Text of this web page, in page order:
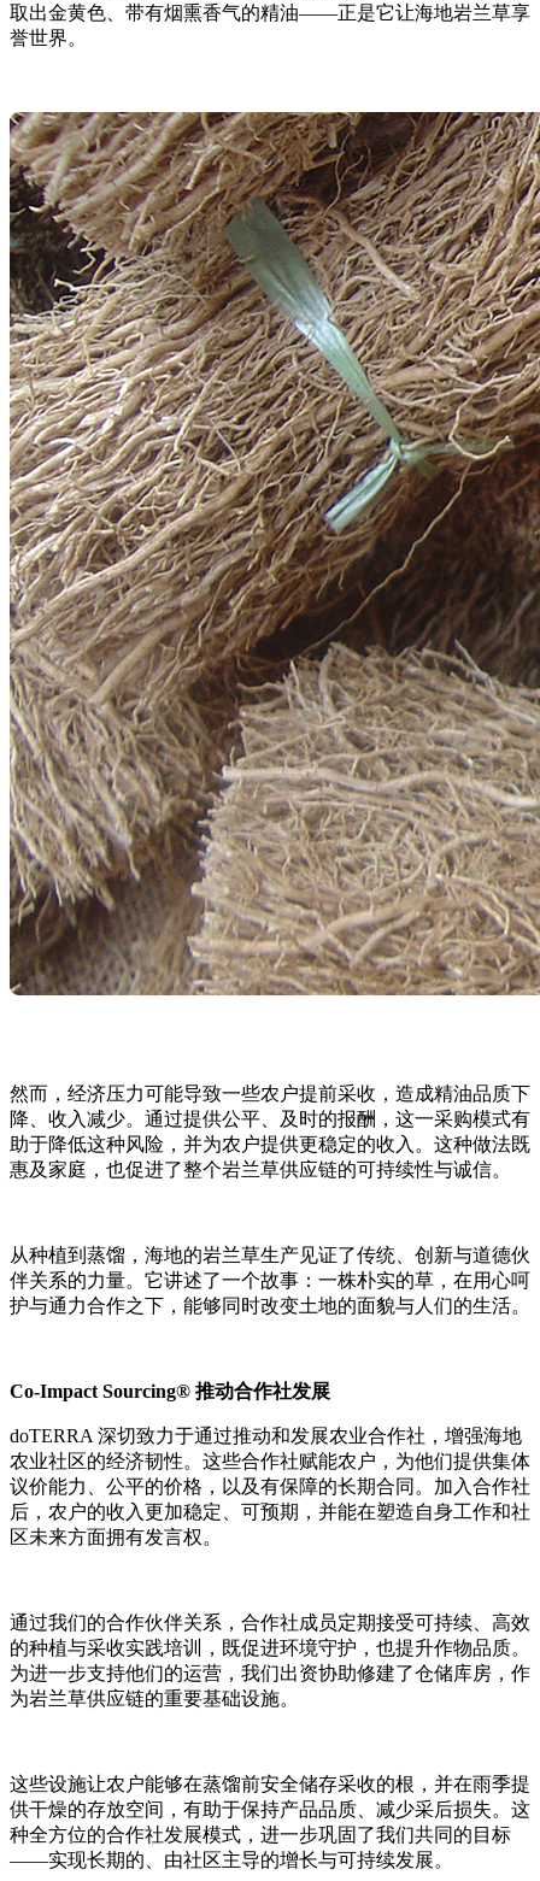
取出金黄色、带有烟熏香气的精油——正是它让海地岩兰草享
誉世界。
然而，经济压力可能导致一些农户提前采收，造成精油品质下
降、收入减少。通过提供公平、及时的报酬，这一采购模式有
助于降低这种风险，并为农户提供更稳定的收入。这种做法既
惠及家庭，也促进了整个岩兰草供应链的可持续性与诚信。
从种植到蒸馏，海地的岩兰草生产见证了传统、创新与道德伙
伴关系的力量。它讲述了一个故事：一株朴实的草，在用心呵
护与通力合作之下，能够同时改变土地的面貌与人们的生活。
Co-Impact Sourcing® 推动合作社发展
doTERRA 深切致力于通过推动和发展农业合作社，增强海地
农业社区的经济韧性。这些合作社赋能农户，为他们提供集体
议价能力、公平的价格，以及有保障的长期合同。加入合作社
后，农户的收入更加稳定、可预期，并能在塑造自身工作和社
区未来方面拥有发言权。
通过我们的合作伙伴关系，合作社成员定期接受可持续、高效
的种植与采收实践培训，既促进环境守护，也提升作物品质。
为进一步支持他们的运营，我们出资协助修建了仓储库房，作
为岩兰草供应链的重要基础设施。
这些设施让农户能够在蒸馏前安全储存采收的根，并在雨季提
供干燥的存放空间，有助于保持产品品质、减少采后损失。这
种全方位的合作社发展模式，进一步巩固了我们共同的目标
——实现长期的、由社区主导的增长与可持续发展。